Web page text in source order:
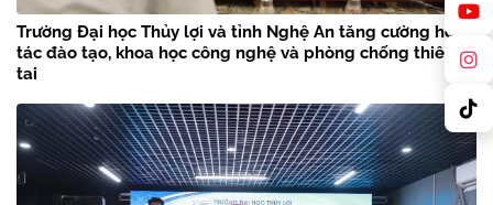
Trường Đại học Thủy lợi và tỉnh Nghệ An tăng cường hợp
tác đào tạo, khoa học công nghệ và phòng chống thiên
tai